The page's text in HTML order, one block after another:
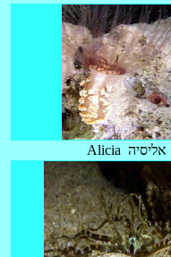
Alicia אליסיה